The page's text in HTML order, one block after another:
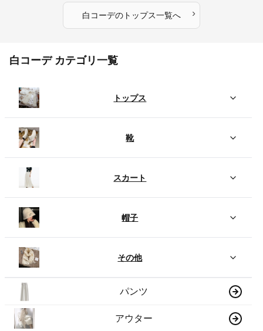
白コーデのトップス一覧へ ›
白コーデ カテゴリ一覧
トップス
靴
スカート
帽子
その他
パンツ
アウター